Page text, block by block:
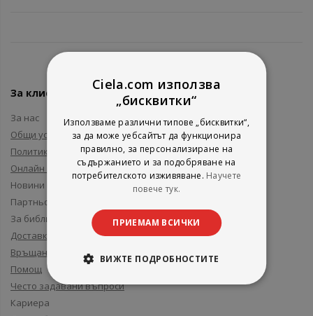
За клиенти
За нас
Общи условия
Политика за поверителност
Онлайн решаване на спорове
Новини и събития
Партньори и приятели
За библиотеки
Доставка
Връщане
Помощ
Често задавани въпроси
Кариера
Ciela.com използва
„бисквитки“
Използваме различни типове „бисквитки“,
за да може уебсайтът да функционира
правилно, за персонализиране на
съдържанието и за подобряване на
потребителското изживяване. Научете
повече тук.
ПРИЕМАМ ВСИЧКИ
ВИЖТЕ ПОДРОБНОСТИТЕ